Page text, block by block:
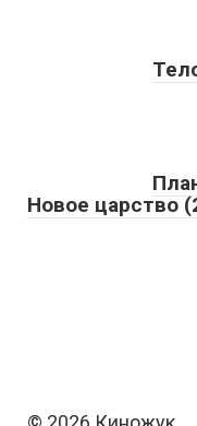
Новое царство